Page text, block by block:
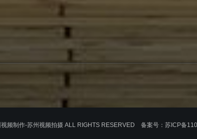
频制作-苏州视频拍摄 ALL RIGHTS RESERVED 备案号： 苏ICP备